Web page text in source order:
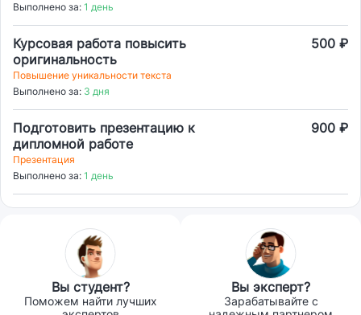
Выполнено за: 1 день
Курсовая работа повысить
оригинальность
500 ₽
Повышение уникальности текста
Выполнено за: 3 дня
Подготовить презентацию к
дипломной работе
900 ₽
Презентация
Выполнено за: 1 день
Вы студент?
Поможем найти лучших
Вы эксперт?
Зарабатывайте с